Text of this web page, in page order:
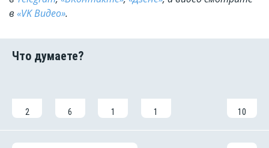
в «VK Видео».
2 6 1 1 10